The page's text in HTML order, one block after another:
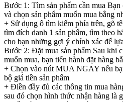
Bước 1: Tìm sản phẩm cần mua
và chọn sản phẩm muốn mua bằng
+ Sử dụng ô tìm kiếm phía trên, gõ
tìm đích danh 1 sản phẩm, tìm theo
cho bạn những gợi ý chính xác để
Bước 2: Đặt mua sản phẩm Sau khi
muốn mua, bạn tiến hành đặt hàng
+ Chọn vào nút MUA NGAY nếu
bộ giá tiền sản phẩm
+ Điền đầy đủ các thông tin mua
sau đó chọn hình thức nhận hàng là